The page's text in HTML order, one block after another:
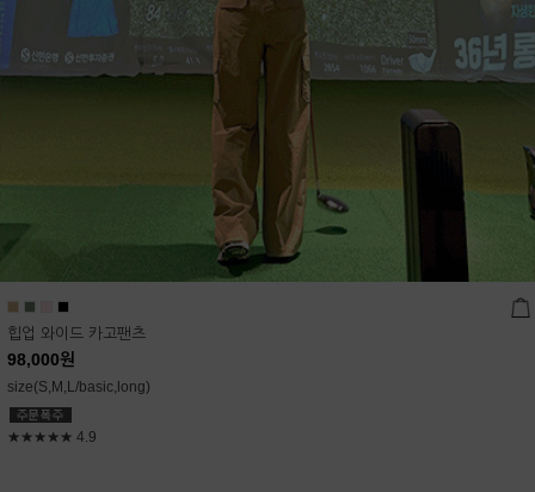
힙업 와이드 카고팬츠
98,000원
size(S,M,L/basic,long)
★★★★★ 4.9